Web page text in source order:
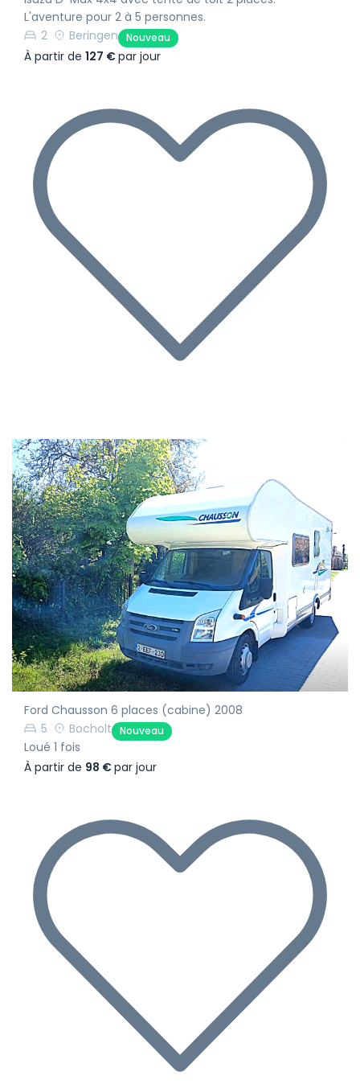
L'aventure pour 2 à 5 personnes.
2
Beringen Nouveau
À partir de 127 €par jour
Ford Chausson 6 places (cabine) 2008
5
Bocholt Nouveau
Loué 1 fois
À partir de 98 €par jour